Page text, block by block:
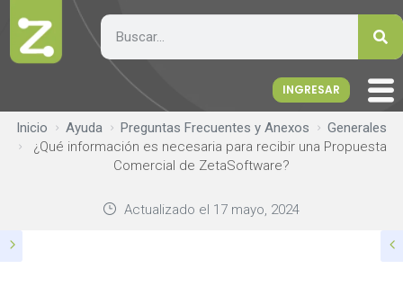
INGRESAR
Inicio Ayuda Preguntas Frecuentes y Anexos
Generales
¿Qué información es necesaria para recibir una Propuesta
Comercial de ZetaSoftware?
Actualizado el 17 mayo, 2024